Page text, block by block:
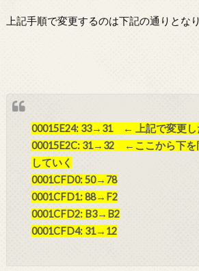
上記手順で変更するのは下記の通りとなり
00015E24: 33→31 ← 上記で変更し
00015E2C: 31→32 ←ここから下を
していく
0001CFD0: 50→78
0001CFD1: 88→F2
0001CFD2: B3→B2
0001CFD4: 31→12